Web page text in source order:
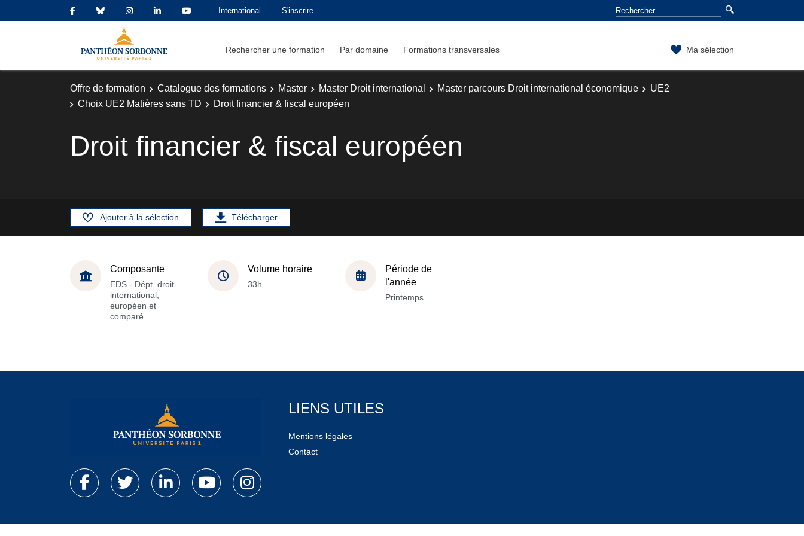
International S'inscrire
Rechercher une formation Par domaine Formations transversales Ma sélection
Offre de formation Catalogue des formations Master Master Droit international Master parcours Droit international économique
UE2
Choix UE2 Matières sans TD
Droit financier & fiscal européen
Droit financier & fiscal européen
Ajouter à la sélection Télécharger
Composante
EDS - Dépt. droit
international,
européen et
comparé
Volume horaire
33h
Période de
l'année
Printemps
LIENS UTILES
Mentions légales
Contact